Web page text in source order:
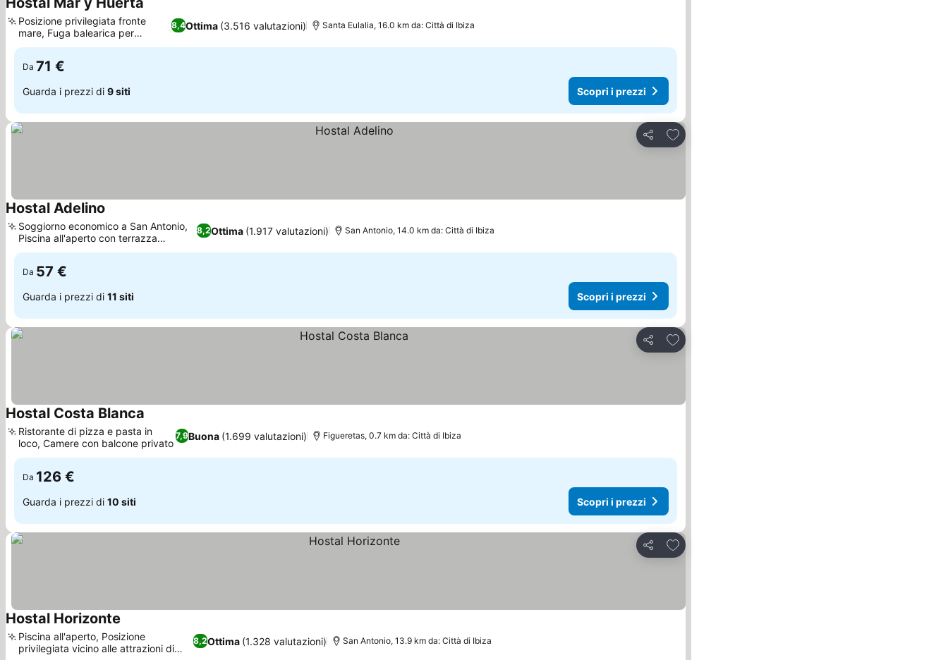
8,4Ottima (3.516 valutazioni)
Posizione privilegiata fronte
mare, Fuga balearica per
famiglie
Santa Eulalia, 16.0 km da: Città di Ibiza
Da 71 €
Guarda i prezzi di 9 siti Scopri i prezzi
Condividi
Aggiungi ai preferiti
Hostal Adelino
8,2Ottima (1.917 valutazioni)
Soggiorno economico a San Antonio,
Piscina all'aperto con terrazza
solarium
San Antonio, 14.0 km da: Città di Ibiza
Da 57 €
Guarda i prezzi di 11 siti Scopri i prezzi
Condividi
Aggiungi ai preferiti
Hostal Costa Blanca
7,9Buona (1.699 valutazioni)
Ristorante di pizza e pasta in
loco, Camere con balcone privato
Figueretas, 0.7 km da: Città di Ibiza
Da 126 €
Guarda i prezzi di 10 siti Scopri i prezzi
Condividi
Aggiungi ai preferiti
Hostal Horizonte
8,2Ottima (1.328 valutazioni)
Piscina all'aperto, Posizione
privilegiata vicino alle attrazioni di
San Antonio, 13.9 km da: Città di Ibiza